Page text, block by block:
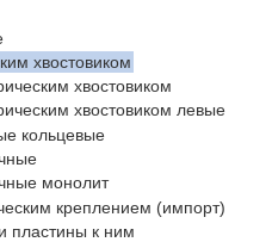
хвостовиком
хвостовиком
хвостовиком левые
кольцевые
монолит
креплением (импорт)
пластины к ним